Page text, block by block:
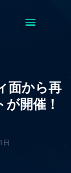
面から再
開催！
日